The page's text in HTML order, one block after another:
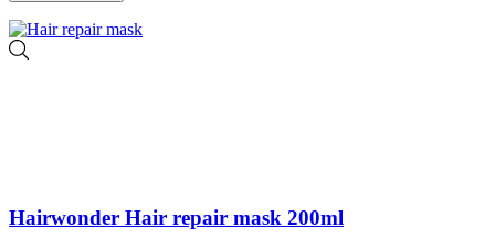
Hairwonder Hair repair mask 200ml